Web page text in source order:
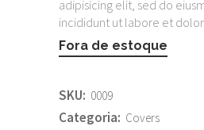
adipisicing elit, sed do
incididunt ut labore et
Fora de estoque
SKU: 0009
Categoria: Covers